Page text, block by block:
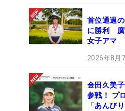
首位通過
に勝利 廣
女子アマ
2026年8月
金田久美
参戦！ プ
「あんび